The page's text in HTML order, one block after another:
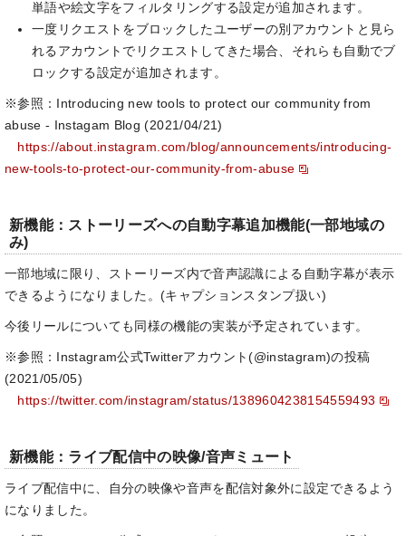
単語や絵文字をフィルタリングする設定が追加されます。
一度リクエストをブロックしたユーザーの別アカウントと見ら
れるアカウントでリクエストしてきた場合、それらも自動でブ
ロックする設定が追加されます。
※参照：Introducing new tools to protect our community from
abuse - Instagam Blog (2021/04/21)
https://about.instagram.com/blog/announcements/introducing-
new-tools-to-protect-our-community-from-abuse
新機能：ストーリーズへの自動字幕追加機能(一部地域の
み)
一部地域に限り、ストーリーズ内で音声認識による自動字幕が表示
できるようになりました。(キャプションスタンプ扱い)
今後リールについても同様の機能の実装が予定されています。
※参照：Instagram公式Twitterアカウント(@instagram)の投稿
(2021/05/05)
https://twitter.com/instagram/status/1389604238154559493
新機能：ライブ配信中の映像/音声ミュート
ライブ配信中に、自分の映像や音声を配信対象外に設定できるよう
になりました。